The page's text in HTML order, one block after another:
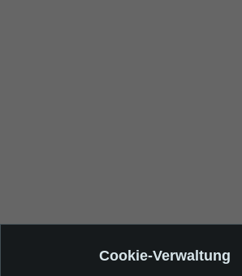
Cookie-Verwaltung